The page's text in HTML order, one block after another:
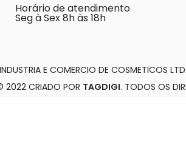
Horário de atendimento
Seg à Sex 8h às 18h
E COMERCIO DE COSMETICOS
2022 CRIADO POR TAGDIGI. TODOS OS